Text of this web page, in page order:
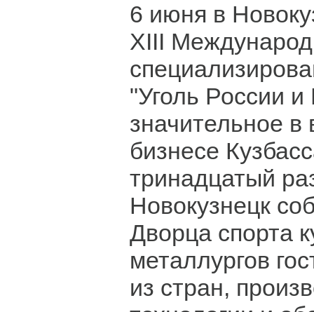
6 июня в
XIII
"Уголь России
значительное в
бизнесе
тринадцатый
Новокузнецк
Дворца спорта
металлургов
из стран,